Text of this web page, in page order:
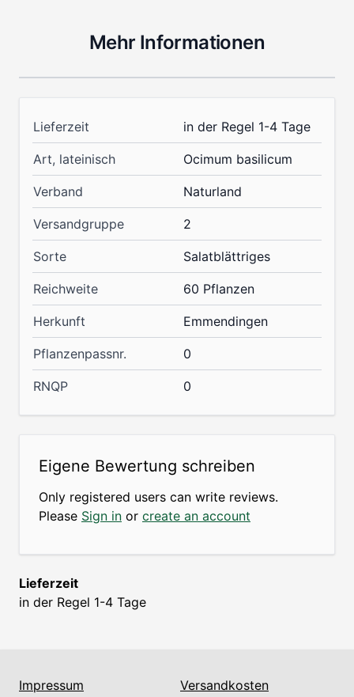
Mehr Informationen
Lieferzeit in der Regel 1-4 Tage
Art, lateinisch Ocimum basilicum
Verband Naturland
Versandgruppe 2
Sorte Salatblättriges
Reichweite 60 Pflanzen
Herkunft Emmendingen
Pflanzenpassnr. 0
RNQP 0
Eigene Bewertung schreiben
Only registered users can write reviews.
Please Sign in or create an account
Lieferzeit
in der Regel 1-4 Tage
Impressum Versandkosten